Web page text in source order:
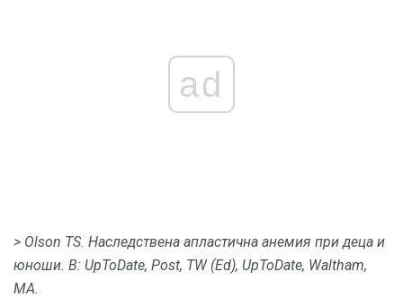
ad
> Olson TS. Наследствена апластична анемия при деца и
юноши. В: UpToDate, Post, TW (Ed), UpToDate, Waltham,
MA.